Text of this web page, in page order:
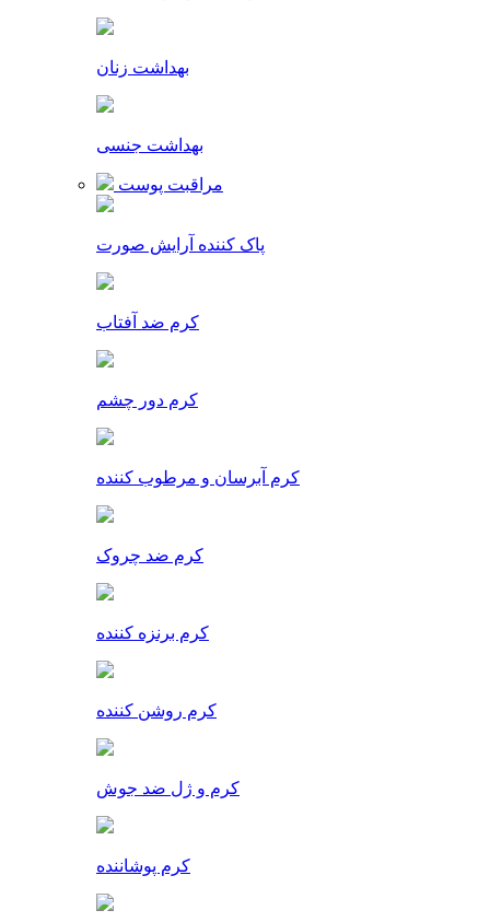
بهداشت زنان
بهداشت جنسی
مراقبت پوست
پاک کننده آرایش صورت
کرم ضد آفتاب
کرم دور چشم
کرم آبرسان و مرطوب کننده
کرم ضد چروک
کرم برنزه کننده
کرم روشن کننده
کرم و ژل ضد جوش
کرم پوشاننده